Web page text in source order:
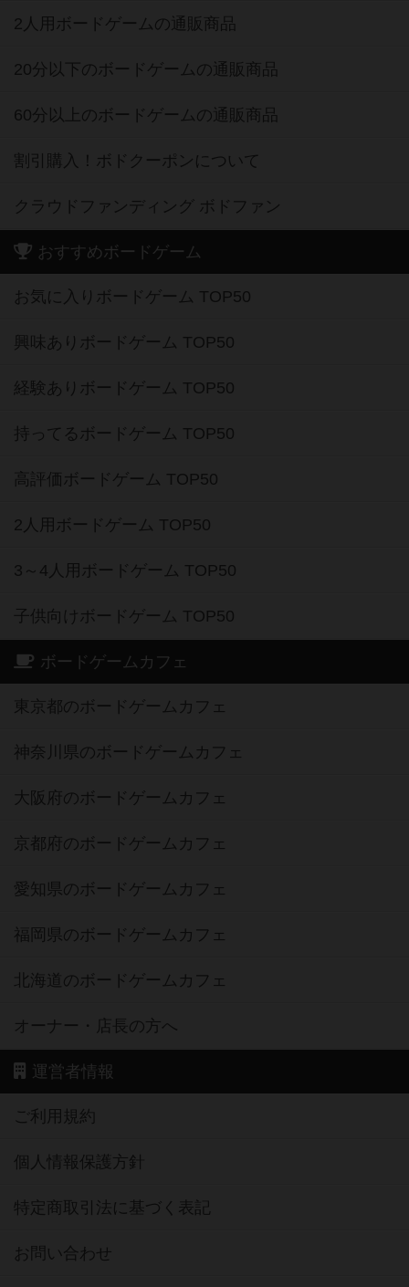
2人用ボードゲームの通販商品
20分以下のボードゲームの通販商品
60分以上のボードゲームの通販商品
割引購入！ボドクーポンについて
クラウドファンディング ボドファン
おすすめボードゲーム
お気に入りボードゲーム TOP50
興味ありボードゲーム TOP50
経験ありボードゲーム TOP50
持ってるボードゲーム TOP50
高評価ボードゲーム TOP50
2人用ボードゲーム TOP50
3～4人用ボードゲーム TOP50
子供向けボードゲーム TOP50
ボードゲームカフェ
東京都のボードゲームカフェ
神奈川県のボードゲームカフェ
大阪府のボードゲームカフェ
京都府のボードゲームカフェ
愛知県のボードゲームカフェ
福岡県のボードゲームカフェ
北海道のボードゲームカフェ
オーナー・店長の方へ
運営者情報
ご利用規約
個人情報保護方針
特定商取引法に基づく表記
お問い合わせ